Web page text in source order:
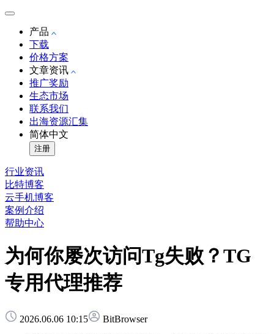
产品
下载
价格方案
文章资讯
推广奖励
生态市场
联系我们
出海资源汇集
简体中文
注册
行业资讯
比特博客
云手机博客
案例介绍
帮助中心
为何你屡次访问Tg失败？TG
专用代理推荐
2026.06.06 10:15 BitBrowser